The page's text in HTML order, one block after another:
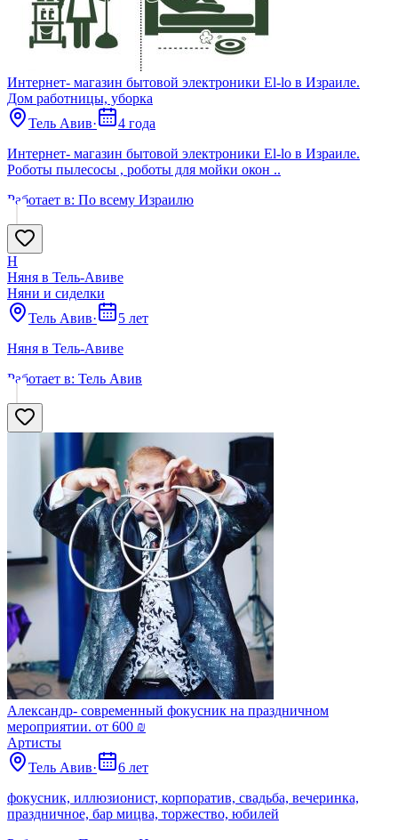
Интернет- магазин бытовой электроники El-lo в Израиле.
Дом работницы, уборка
Тель Авив·
4 года
Интернет- магазин бытовой электроники El-lo в Израиле.
Роботы пылесосы , роботы для мойки окон ..
Работает в: По всему Израилю
Н
Няня в Тель-Авиве
Няни и сиделки
Тель Авив·
5 лет
Няня в Тель-Авиве
Работает в: Тель Авив
Александр- современный фокусник на праздничном
мероприятии. от 600 ₪
Артисты
Тель Авив·
6 лет
фокусник, иллюзионист, корпоратив, свадьба, вечеринка,
праздничное, бар мицва, торжество, юбилей